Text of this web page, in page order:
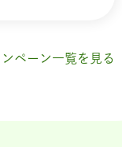
ペーン一覧を見る